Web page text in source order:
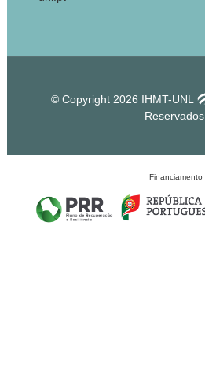
© Copyright 2026 IHMT-UNL
Reservados.
Financiamento